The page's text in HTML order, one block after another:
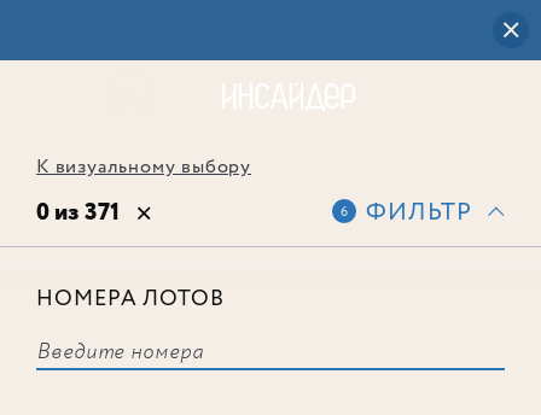
К визуальному выбору
0 из 371 6 ФИЛЬТР
НОМЕРА ЛОТОВ
соответствует ни одного лота